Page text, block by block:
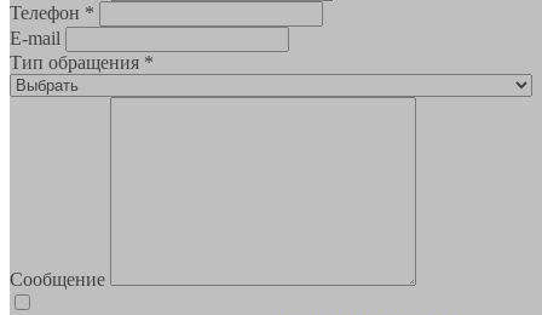
Телефон *
E-mail
Тип обращения *
Сообщение